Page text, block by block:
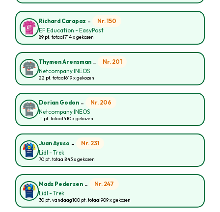
Richard Carapaz - Nr. 150
EF Education - EasyPost
89 pt. totaal714 x gekozen
Thymen Arensman - Nr. 201
Netcompany INEOS
22 pt. totaal619 x gekozen
Dorian Godon - Nr. 206
Netcompany INEOS
11 pt. totaal410 x gekozen
Juan Ayuso - Nr. 231
Lidl - Trek
70 pt. totaal843 x gekozen
Mads Pedersen - Nr. 247
Lidl - Trek
30 pt. vandaag100 pt. totaal909 x gekozen